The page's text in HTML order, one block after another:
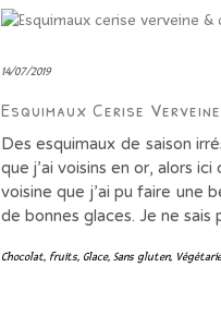
14/07/2019
Esquimaux Cerise
Des esquimaux de saison
que j’ai voisins en or, alors
voisine que j’ai pu faire une
de bonnes glaces. Je ne sais
Chocolat, fruits, Glace, Sans gluten,